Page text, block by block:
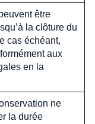
être
la clôture du
cas échéant,
aux
en la
ne
la durée